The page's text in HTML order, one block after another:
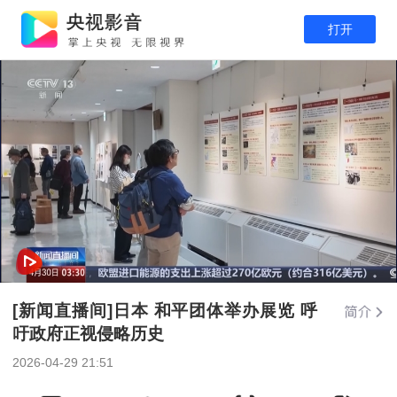
打开
[新闻直播间]日本 和平团体举办展览 呼
吁政府正视侵略历史
2026-04-29 21:51